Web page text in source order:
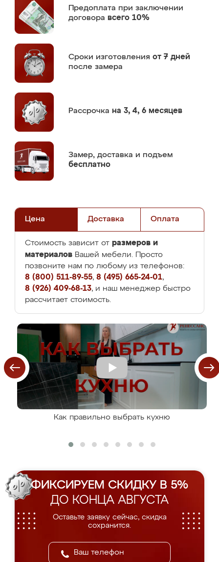
Предоплата при заключении
договора всего 10%
Сроки изготовления от 7 дней
после замера
Рассрочка на 3, 4, 6 месяцев
Замер, доставка и подъем
бесплатно
Цена Доставка Оплата
Стоимость зависит от размеров и
материалов Вашей мебели. Просто
позвоните нам по любому из телефонов:
8 (800) 511-89-55, 8 (495) 665-24-01,
8 (926) 409-68-13, и наш менеджер быстро
рассчитает стоимость.
Как правильно выбрать кухню
ФИКСИРУЕМ СКИДКУ В 5%
ДО КОНЦА АВГУСТА
Оставьте заявку сейчас, скидка
сохранится.